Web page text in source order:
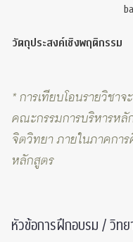
วัตถุประสงค์เชิงพฤติกรรม
* การเทียบโอนรายวิชา
คณะกรรมการบริหารห
จิตวิทยา ภายในภาคการ
หลักสูตร
หัวข้อการฝึกอบรม / วิทย